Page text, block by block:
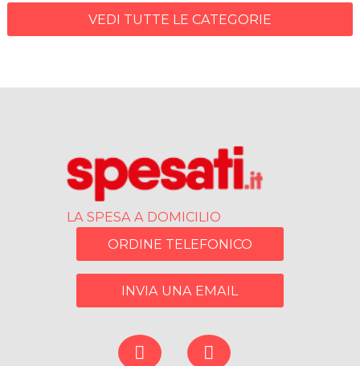
VEDI TUTTE LE CATEGORIE
LA SPESA A DOMICILIO
ORDINE TELEFONICO
INVIA UNA EMAIL